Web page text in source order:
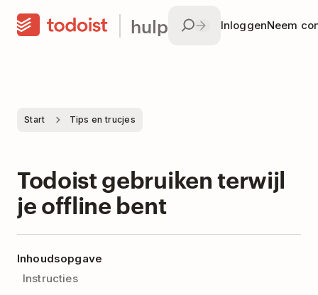
hulp InloggenNeem
Start Tips en trucjes
Todoist gebruiken terwijl
je offline bent
Inhoudsopgave
Instructies